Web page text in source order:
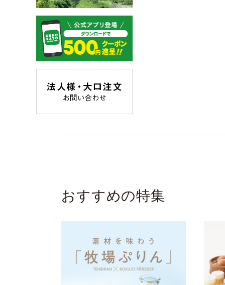
おすすめの特集